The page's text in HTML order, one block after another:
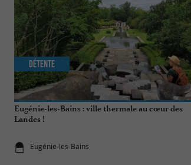
Eugénie-les-Bains : ville thermale au cœur des
Landes !
Eugénie-les-Bains
Détente